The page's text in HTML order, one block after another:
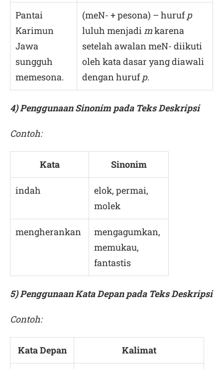
Pantai
Karimun
Jawa
sungguh
memesona.
(meN- + pesona) – huruf p
luluh menjadi mkarena
setelah awalan meN- diikuti
oleh kata dasar yang diawali
dengan huruf p.
4) Penggunaan Sinonim pada Teks Deskripsi
Contoh:
Kata Sinonim
indah
elok, permai,
molek
mengherankan
mengagumkan,
memukau,
fantastis
5) Penggunaan Kata Depan pada Teks Deskripsi
Contoh:
Kata Depan Kalimat